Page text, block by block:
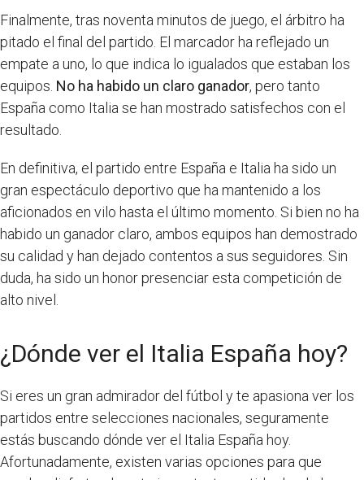
Finalmente, tras noventa minutos de juego, el árbitro ha
pitado el final del partido. El marcador ha reflejado un
empate a uno, lo que indica lo igualados que estaban los
equipos. No ha habido un claro ganador, pero tanto
España como Italia se han mostrado satisfechos con el
resultado.
En definitiva, el partido entre España e Italia ha sido un
gran espectáculo deportivo que ha mantenido a los
aficionados en vilo hasta el último momento. Si bien no ha
habido un ganador claro, ambos equipos han demostrado
su calidad y han dejado contentos a sus seguidores. Sin
duda, ha sido un honor presenciar esta competición de
alto nivel.
¿Dónde ver el Italia España hoy?
Si eres un gran admirador del fútbol y te apasiona ver los
partidos entre selecciones nacionales, seguramente
estás buscando dónde ver el Italia España hoy.
Afortunadamente, existen varias opciones para que